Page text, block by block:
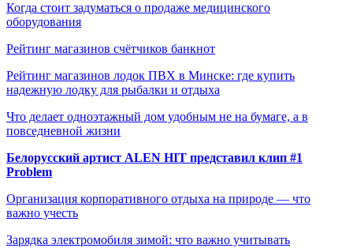
Когда стоит задуматься о продаже медицинского
оборудования
Рейтинг магазинов счётчиков банкнот
Рейтинг магазинов лодок ПВХ в Минске: где купить
надежную лодку для рыбалки и отдыха
Что делает одноэтажный дом удобным не на бумаге, а в
повседневной жизни
Белорусский артист ALEN HIT представил клип #1
Problem
Организация корпоративного отдыха на природе — что
важно учесть
Зарядка электромобиля зимой: что важно учитывать